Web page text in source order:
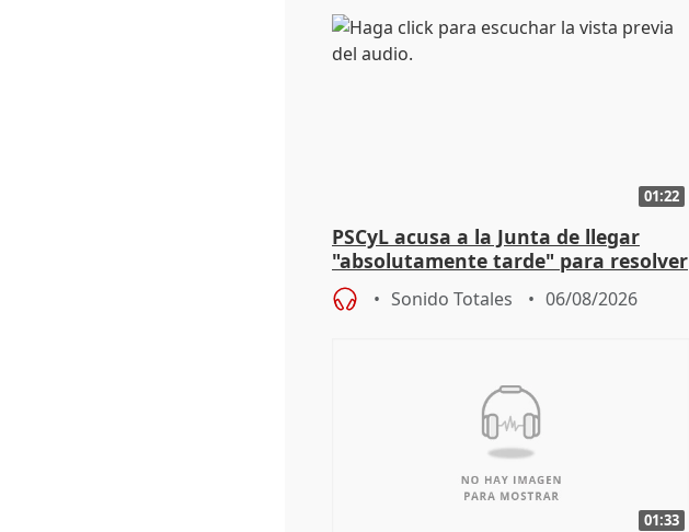
01:22
PSCyL acusa a la Junta de llegar
"absolutamente tarde" para resolver
problemas como Newcastle
Sonido Totales 06/08/2026
01:33